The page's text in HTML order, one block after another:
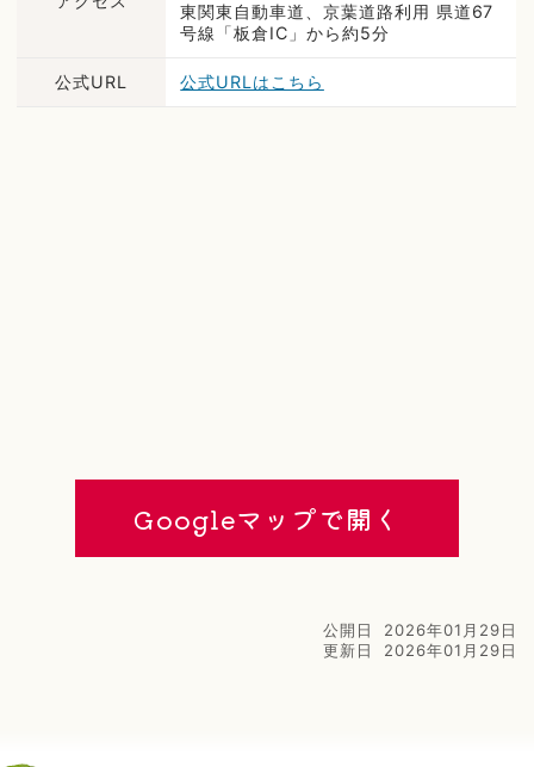
東関東自動車道、京葉道路利用 県道67
号線「板倉IC」から約5分
公式URL 公式URLはこちら
Googleマップで開く
公開日
2026年01月29日
更新日
2026年01月29日